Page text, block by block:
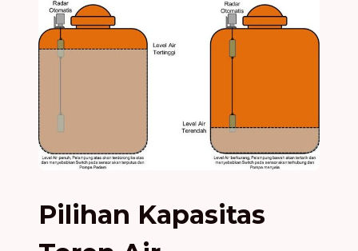
Pilihan Kapasitas